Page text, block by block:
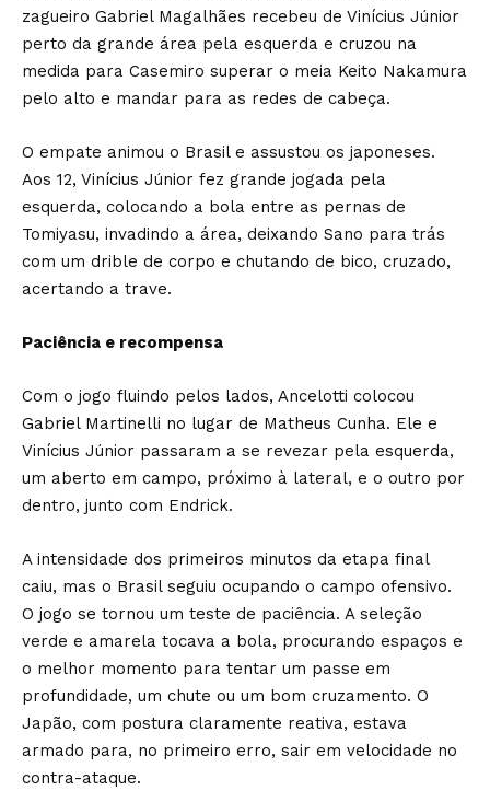
zagueiro Gabriel Magalhães recebeu de Vinícius Júnior
perto da grande área pela esquerda e cruzou na
medida para Casemiro superar o meia Keito Nakamura
pelo alto e mandar para as redes de cabeça.
O empate animou o Brasil e assustou os japoneses.
Aos 12, Vinícius Júnior fez grande jogada pela
esquerda, colocando a bola entre as pernas de
Tomiyasu, invadindo a área, deixando Sano para trás
com um drible de corpo e chutando de bico, cruzado,
acertando a trave.
Paciência e recompensa
Com o jogo fluindo pelos lados, Ancelotti colocou
Gabriel Martinelli no lugar de Matheus Cunha. Ele e
Vinícius Júnior passaram a se revezar pela esquerda,
um aberto em campo, próximo à lateral, e o outro por
dentro, junto com Endrick.
A intensidade dos primeiros minutos da etapa final
caiu, mas o Brasil seguiu ocupando o campo ofensivo.
O jogo se tornou um teste de paciência. A seleção
verde e amarela tocava a bola, procurando espaços e
o melhor momento para tentar um passe em
profundidade, um chute ou um bom cruzamento. O
Japão, com postura claramente reativa, estava
armado para, no primeiro erro, sair em velocidade no
contra-ataque.